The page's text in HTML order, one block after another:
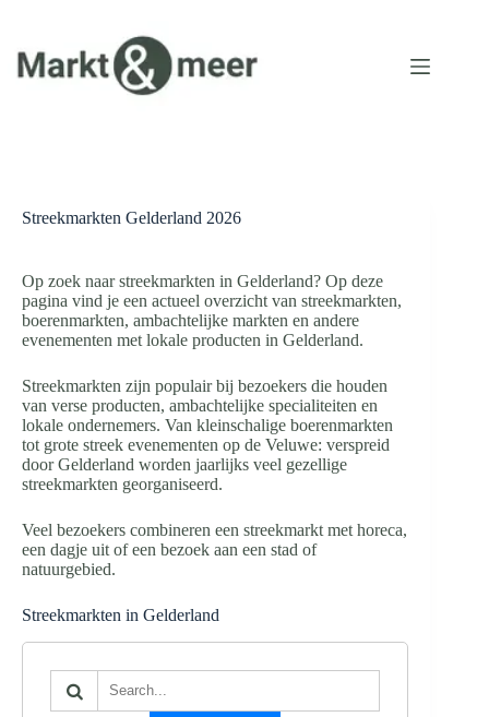
de
inhoud
Streekmarkten Gelderland 2026
Op zoek naar streekmarkten in Gelderland? Op deze
pagina vind je een actueel overzicht van streekmarkten,
boerenmarkten, ambachtelijke markten en andere
evenementen met lokale producten in Gelderland.
Streekmarkten zijn populair bij bezoekers die houden
van verse producten, ambachtelijke specialiteiten en
lokale ondernemers. Van kleinschalige boerenmarkten
tot grote streek evenementen op de Veluwe: verspreid
door Gelderland worden jaarlijks veel gezellige
streekmarkten georganiseerd.
Veel bezoekers combineren een streekmarkt met horeca,
een dagje uit of een bezoek aan een stad of
natuurgebied.
Streekmarkten in Gelderland